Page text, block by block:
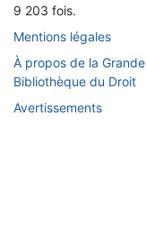
9 203 fois.
Mentions légales
À propos de la Grande
Bibliothèque du Droit
Avertissements